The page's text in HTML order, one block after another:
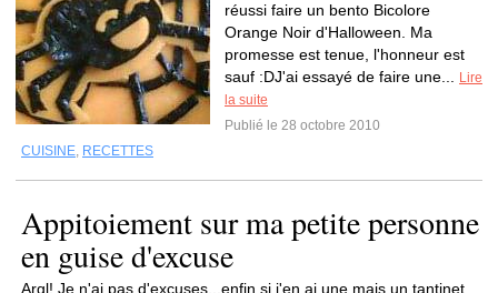
réussi faire un bento Bicolore
Orange Noir d'Halloween. Ma
promesse est tenue, l'honneur est
sauf :DJ'ai essayé de faire une...
Lire
la suite
Publié le 28 octobre 2010
CUISINE, RECETTES
Appitoiement sur ma petite personne
en guise d'excuse
Argl! Je n'ai pas d'excuses...enfin si j'en ai une mais un tantinet